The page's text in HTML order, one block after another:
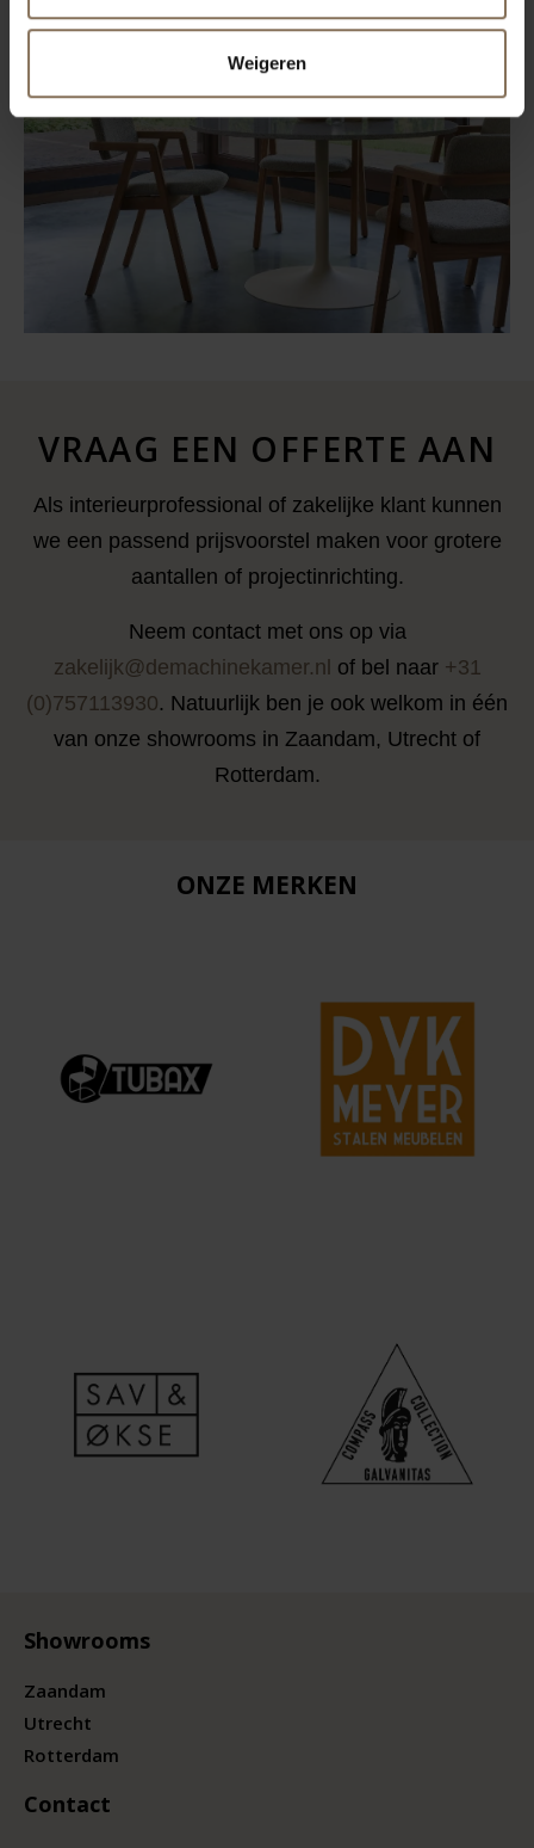
Weigeren
VRAAG EEN OFFERTE AAN
Als interieurprofessional of zakelijke klant kunnen
we een passend prijsvoorstel maken voor grotere
aantallen of projectinrichting.
Neem contact met ons op via
zakelijk@demachinekamer.nl of bel naar +31
(0)757113930. Natuurlijk ben je ook welkom in één
van onze showrooms in Zaandam, Utrecht of
Rotterdam.
ONZE MERKEN
Showrooms
Zaandam
Utrecht
Rotterdam
Contact